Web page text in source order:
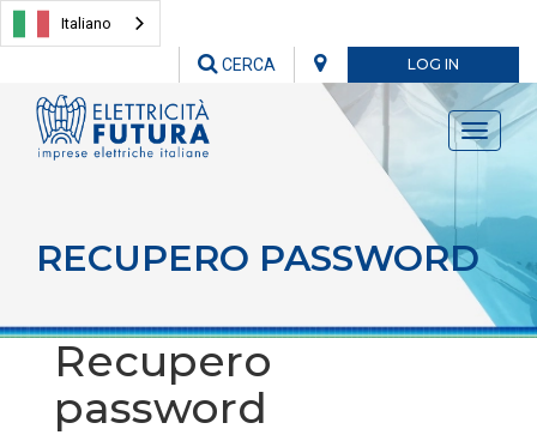
Italiano
LOG IN
CERCA
Toggle
RECUPERO PASSWORD
Recupero
password